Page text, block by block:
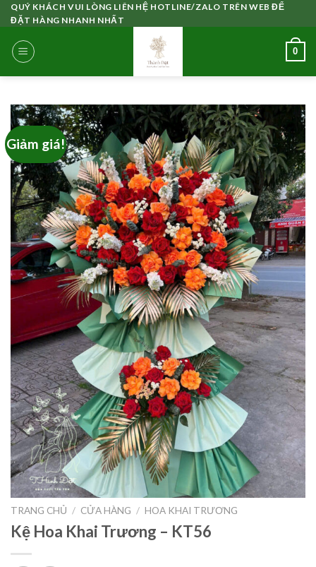
Skip
to
content
QUÝ KHÁCH VUI LÒNG LIÊN HỆ HOTLINE/ZALO TRÊN WEB ĐỂ
ĐẶT HÀNG NHANH NHẤT
0
Giảm giá!
TRANG CHỦ / CỬA HÀNG / HOA KHAI TRƯƠNG
Kệ Hoa Khai Trương – KT56